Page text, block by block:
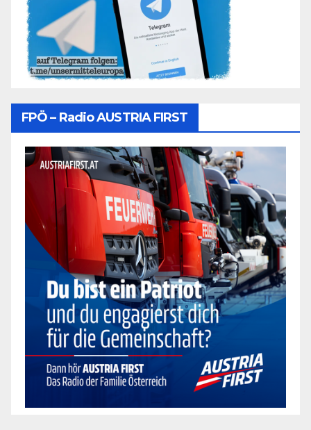
FPÖ – Radio AUSTRIA FIRST